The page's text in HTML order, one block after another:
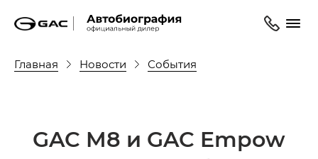
Главная Новости События
GAC M8 и GAC Empow